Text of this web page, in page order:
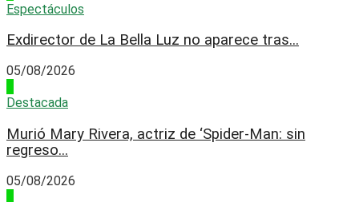
Espectáculos
Exdirector de La Bella Luz no aparece tras...
05/08/2026
Destacada
Murió Mary Rivera, actriz de ‘Spider-Man: sin
regreso...
05/08/2026